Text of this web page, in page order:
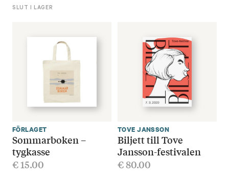
SLUT I LAGER
FÖRLAGET
Sommarboken –
tygkasse
€15.00
TOVE JANSSON
Biljett till Tove
Jansson-festivalen
€80.00